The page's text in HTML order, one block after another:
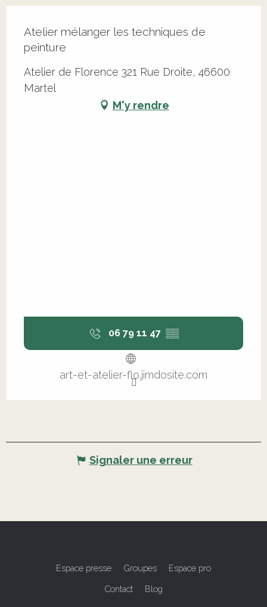
Atelier mélanger les techniques de
peinture
Atelier de Florence 321 Rue Droite, 46600
Martel
M'y rendre
06 79 11 47 ▒▒
art-et-atelier-flo.jimdosite.com
Signaler une erreur
Espace presse Groupes Espace pro
Contact Blog